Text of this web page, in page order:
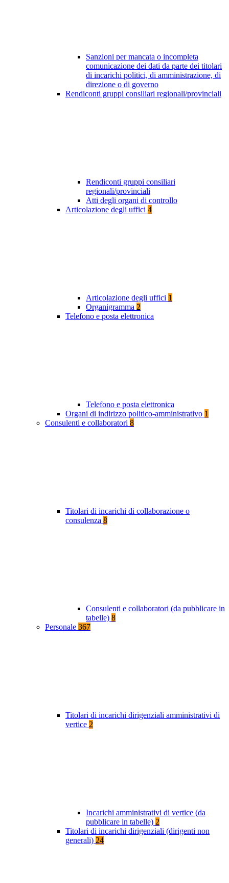
Sanzioni per mancata o incompleta
comunicazione dei dati da parte dei titolari
di incarichi politici, di amministrazione, di
direzione o di governo
Rendiconti gruppi consiliari regionali/provinciali
Rendiconti gruppi consiliari
regionali/provinciali
Atti degli organi di controllo
Articolazione degli uffici 4
Articolazione degli uffici 1
Organigramma 2
Telefono e posta elettronica
Telefono e posta elettronica
Organi di indirizzo politico-amministrativo 1
Consulenti e collaboratori 8
Titolari di incarichi di collaborazione o
consulenza 8
Consulenti e collaboratori (da pubblicare in
tabelle) 8
Personale 367
Titolari di incarichi dirigenziali amministrativi di
vertice 2
Incarichi amministrativi di vertice (da
pubblicare in tabelle) 2
Titolari di incarichi dirigenziali (dirigenti non
generali) 24